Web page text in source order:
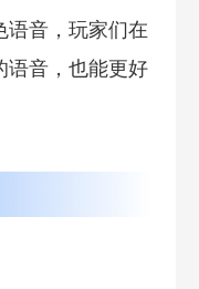
语音，玩家们在
语音，也能更好